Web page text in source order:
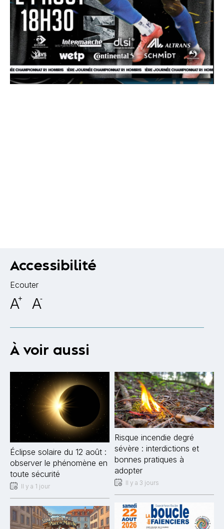
Accessibilité
Ecouter
A+ A-
À voir aussi
Éclipse solaire du 12 août :
observer le phénomène en
toute sécurité
Il y a 1 jour
Risque incendie degré
sévère : interdictions et
bonnes pratiques à
adopter
Il y a 3 jours